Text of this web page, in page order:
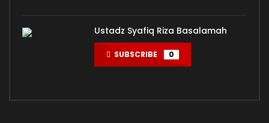
Ustadz Syafiq Riza Basalamah
SUBSCRIBE 0